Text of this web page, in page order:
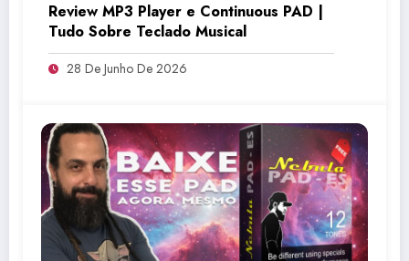
Review MP3 Player e Continuous PAD |
Tudo Sobre Teclado Musical
28 De Junho De 2026